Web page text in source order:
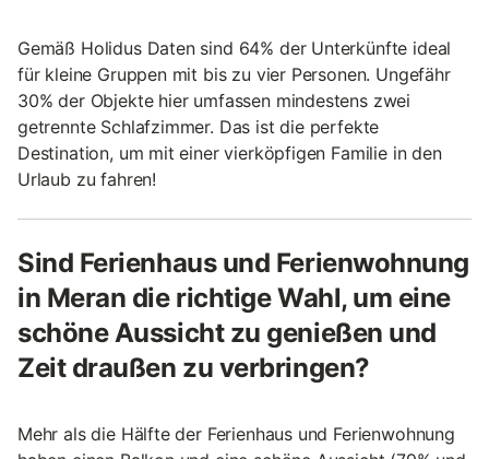
Gemäß Holidus Daten sind 64% der Unterkünfte ideal
für kleine Gruppen mit bis zu vier Personen. Ungefähr
30% der Objekte hier umfassen mindestens zwei
getrennte Schlafzimmer. Das ist die perfekte
Destination, um mit einer vierköpfigen Familie in den
Urlaub zu fahren!
Sind Ferienhaus und Ferienwohnung
in Meran die richtige Wahl, um eine
schöne Aussicht zu genießen und
Zeit draußen zu verbringen?
Mehr als die Hälfte der Ferienhaus und Ferienwohnung